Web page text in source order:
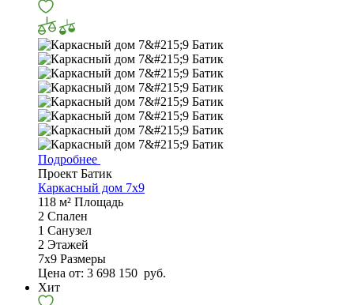
Подробнее
Проект Батик
Каркасный дом 7x9
118 м² Площадь
2 Спален
1 Санузел
2 Этажей
7х9 Размеры
Цена от: 3 698 150 руб.
Хит